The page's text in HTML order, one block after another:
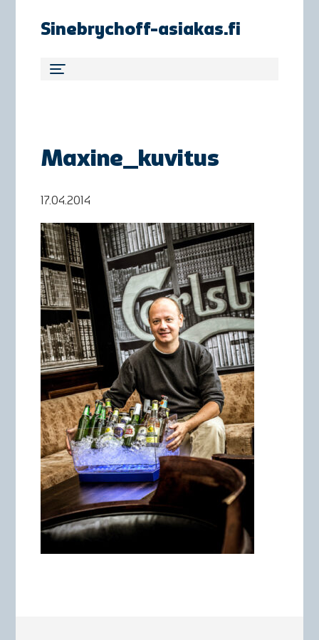
Sinebrychoff-asiakas.fi
Maxine_kuvitus
17.04.2014